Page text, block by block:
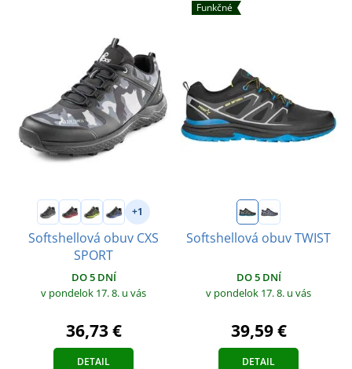
+1
Softshellová obuv CXS
SPORT
DO 5 DNÍ
v pondelok 17. 8. u vás
36,73 €
DETAIL
Funkčné
Softshellová obuv TWIST
DO 5 DNÍ
v pondelok 17. 8. u vás
39,59 €
DETAIL